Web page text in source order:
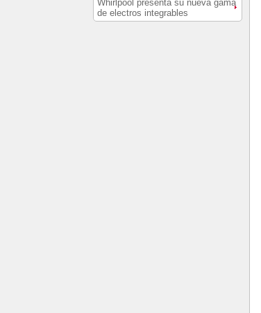
Whirlpool presenta su nueva gama
de electros integrables